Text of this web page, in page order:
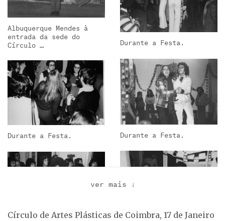
Albuquerque Mendes à
entrada da sede do
Círculo …
Durante a Festa.
Durante a Festa.
Durante a Festa.
ver mais ↓
Círculo de Artes Plásticas de Coimbra, 17 de Janeiro